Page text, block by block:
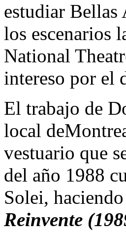
estudiar
los escenarios
National
intereso por el
El trabajo de
local
vestuario que
del año 1988
Solei,
Reinvente